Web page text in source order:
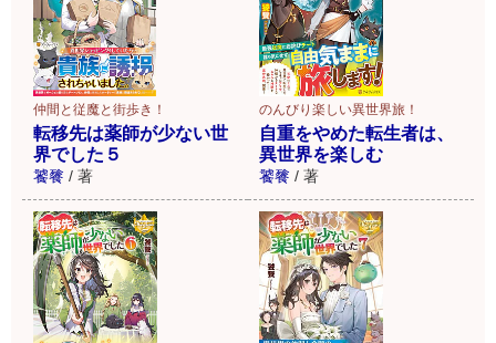
仲間と従魔と街歩き！
転移先は薬師が少ない世
界でした５
饕餮 / 著
のんびり楽しい異世界旅！
自重をやめた転生者は、
異世界を楽しむ
饕餮 / 著